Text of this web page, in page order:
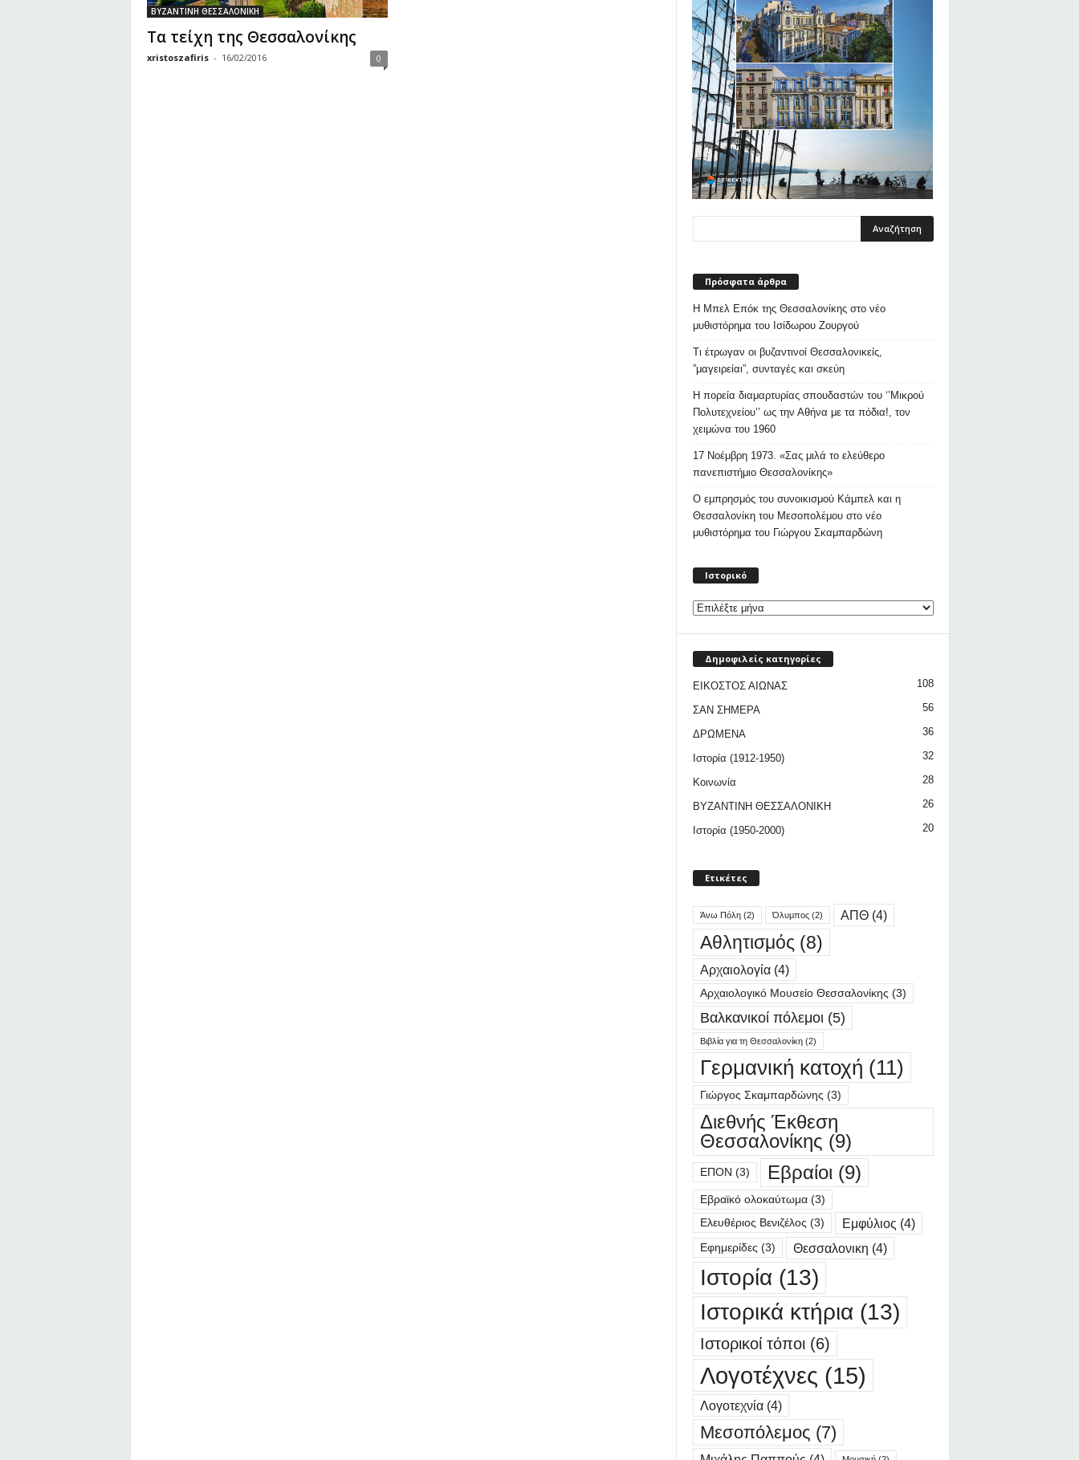
ΒΥΖΑΝΤΙΝΗ ΘΕΣΣΑΛΟΝΙΚΗ
Τα τείχη της Θεσσαλονίκης
xristoszafiris - 16/02/2016 0
Πρόσφατα άρθρα
Η Μπελ Επόκ της Θεσσαλονίκης στο νέο
μυθιστόρημα του Ισίδωρου Ζουργού
Τι έτρωγαν οι βυζαντινοί Θεσσαλονικείς,
”μαγειρείαι”, συνταγές και σκεύη
Η πορεία διαμαρτυρίας σπουδαστών του ‘’Μικρού
Πολυτεχνείου’’ ως την Αθήνα με τα πόδια!, τον
χειμώνα του 1960
17 Νοέμβρη 1973. «Σας μιλά το ελεύθερο
πανεπιστήμιο Θεσσαλονίκης»
Ο εμπρησμός του συνοικισμού Κάμπελ και η
Θεσσαλονίκη του Μεσοπολέμου στο νέο
μυθιστόρημα του Γιώργου Σκαμπαρδώνη
Ιστορικό
Δημοφιλείς κατηγορίες
ΕΙΚΟΣΤΟΣ ΑΙΩΝΑΣ 108
ΣΑΝ ΣΗΜΕΡΑ 56
ΔΡΩΜΕΝΑ 36
Ιστορία (1912-1950) 32
Κοινωνία 28
ΒΥΖΑΝΤΙΝΗ ΘΕΣΣΑΛΟΝΙΚΗ 26
Ιστορία (1950-2000) 20
Ετικέτες
Άνω Πόλη(2) Όλυμπος(2) ΑΠΘ(4)
Αθλητισμός (8)
Αρχαιολογία(4)
Αρχαιολογικό Μουσείο Θεσσαλονίκης (3)
Βαλκανικοί πόλεμοι (5)
Βιβλία για τη Θεσσαλονίκη(2)
Γερμανική κατοχή (11)
Γιώργος Σκαμπαρδώνης (3)
Διεθνής Έκθεση
Θεσσαλονίκης (9)
ΕΠΟΝ (3) Εβραίοι (9)
Εβραϊκό ολοκαύτωμα(3)
Ελευθέριος Βενιζέλος (3) Εμφύλιος (4)
Εφημερίδες (3) Θεσσαλονικη (4)
Ιστορία(13)
Ιστορικά κτήρια(13)
Ιστορικοί τόποι(6)
Λογοτέχνες (15)
Λογοτεχνία(4)
Μεσοπόλεμος (7)